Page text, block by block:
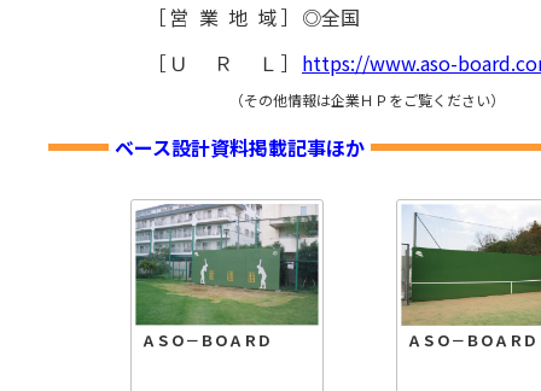
［ 営業地域］ ◎全国
［ ＵＲＬ ］ https://www.aso-
（その他情報は企業ＨＰをご覧ください）
ベース設計資料掲載記事ほか
ＡＳＯ－ＢＯＡＲＤ ＡＳＯ－ＢＯＡＲＤ